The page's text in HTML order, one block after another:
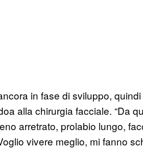
in fase di sviluppo,
alla chirurgia facciale. “Da
arretrato, prolabio lungo,
vivere meglio, mi fanno